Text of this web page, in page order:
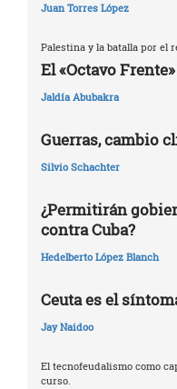
Juan Torres López
Palestina y la batalla por el
El «Octavo Frente»
Jaldía Abubakra
Guerras, cambio
Silvio Schachter
¿Permitirán
contra Cuba?
Hedelberto López Blanch
Ceuta es el
Jay Naidoo
El tecnofeudalismo como
curso.